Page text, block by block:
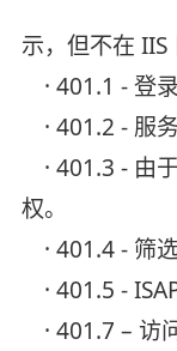
示，但不在 IIS
· 401.1 - 登录
· 401.2 - 服
· 401.3 - 由
权。
· 401.4 - 筛
· 401.5 -
· 401.7 – 访